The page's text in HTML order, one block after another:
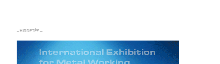
– HIRDETÉS –